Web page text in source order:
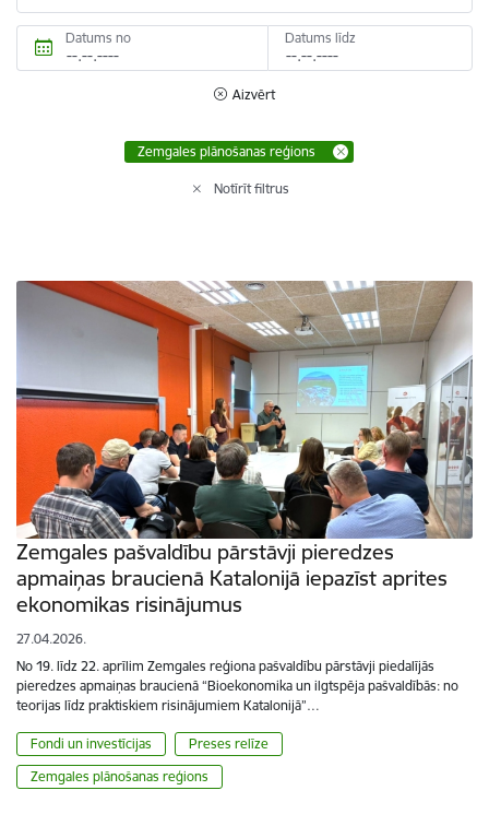
Datums no Datums līdz
Aizvērt
Zemgales plānošanas reģions
Notīrīt filtrus
Zemgales pašvaldību pārstāvji pieredzes
apmaiņas braucienā Katalonijā iepazīst aprites
ekonomikas risinājumus
27.04.2026.
No 19. līdz 22. aprīlim Zemgales reģiona pašvaldību pārstāvji piedalījās
pieredzes apmaiņas braucienā “Bioekonomika un ilgtspēja pašvaldībās: no
teorijas līdz praktiskiem risinājumiem Katalonijā”…
Fondi un investīcijas
Preses relīze
Zemgales plānošanas reģions